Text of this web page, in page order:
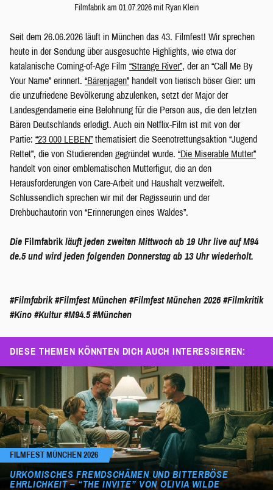
Filmfabrik am 01.07.2026 mit Ryan Klein
Seit dem 26.06.2026 läuft in München das 43. Filmfest! Wir sprechen
heute in der Sendung über ausgesuchte Highlights, wie etwa der
katalanische Coming-of-Age Film “Strange River”, der an “Call Me By
Your Name” erinnert. “Bärenjagen” handelt von tierisch böser Gier: um
die unzufriedene Bevölkerung abzulenken, setzt der Major der
Landesgendamerie eine Belohnung für die Person aus, die den letzten
Bären Deutschlands erledigt. Auch ein Netflix-Film ist mit von der
Partie: “23 000 LEBEN” thematisiert die Seenotrettungsaktion “Jugend
Rettet”, die von Studierenden gegründet wurde. “Die Miserable Mutter”
handelt von einer emblematischen Mutterfigur, die an den
Herausforderungen von Care-Arbeit und Haushalt verzweifelt.
Schlussendlich sprechen wir mit der Regisseurin und der
Drehbuchautorin von “Erinnerungen eines Waldes”.
Die Filmfabrik läuft jeden zweiten Mittwoch ab 19 Uhr live auf M94
de.5 und wird jeden folgenden Donnerstag ab 13 Uhr wiederholt.
#Filmfabrik #Filmfest München #Filmfest München 2026 #Filmkritik
#Kino #Kultur #M94.5 #München
DIESE THEMEN KÖNNTEN DICH AUCH INTERESSIEREN:
FILMFEST MÜNCHEN 2026
URKOMISCHES FREMDSCHÄMEN UND BITTERBÖSE
EHRLICHKEIT – “THE INVITE” VON OLIVIA WILDE